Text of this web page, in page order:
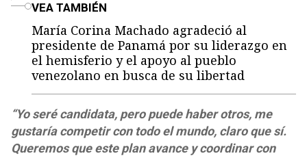
VEA TAMBIÉN
María Corina Machado agradeció al
presidente de Panamá por su liderazgo en
el hemisferio y el apoyo al pueblo
venezolano en busca de su libertad
“Yo seré candidata, pero puede haber otros, me
gustaría competir con todo el mundo, claro que sí.
Queremos que este plan avance y coordinar con